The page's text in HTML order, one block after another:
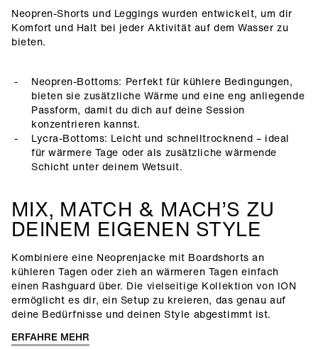
Neopren-Shorts und Leggings wurden entwickelt, um dir
Komfort und Halt bei jeder Aktivität auf dem Wasser zu
bieten.
Neopren-Bottoms: Perfekt für kühlere Bedingungen,
bieten sie zusätzliche Wärme und eine eng anliegende
Passform, damit du dich auf deine Session
konzentrieren kannst.
Lycra-Bottoms: Leicht und schnelltrocknend – ideal
für wärmere Tage oder als zusätzliche wärmende
Schicht unter deinem Wetsuit.
MIX, MATCH & MACH’S ZU
DEINEM EIGENEN STYLE
Kombiniere eine Neoprenjacke mit Boardshorts an
kühleren Tagen oder zieh an wärmeren Tagen einfach
einen Rashguard über. Die vielseitige Kollektion von ION
ermöglicht es dir, ein Setup zu kreieren, das genau auf
deine Bedürfnisse und deinen Style abgestimmt ist.
ERFAHRE MEHR